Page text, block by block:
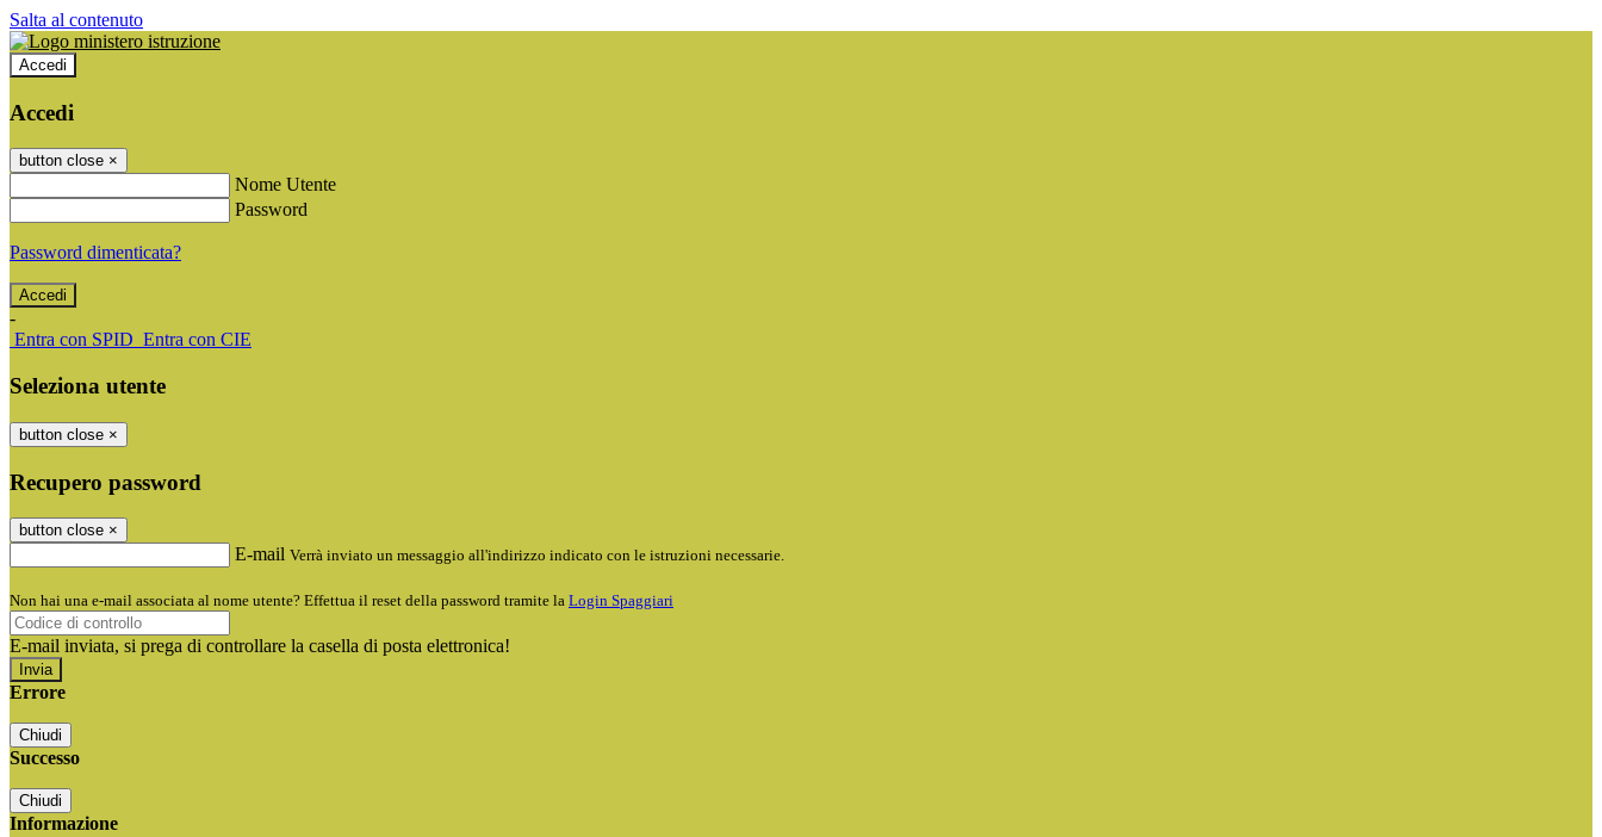
Salta al contenuto
Accedi
Accedi
button close ×
Nome Utente
Password
Password dimenticata?
-
Entra con SPID Entra con CIE
Seleziona utente
button close ×
Recupero password
button close ×
E-mail Verrà inviato un messaggio all'indirizzo indicato con le istruzioni necessarie.
Non hai una e-mail associata al nome utente? Effettua il reset della password tramite la Login Spaggiari
E-mail inviata, si prega di controllare la casella di posta elettronica!
Errore
Chiudi
Successo
Chiudi
Informazione